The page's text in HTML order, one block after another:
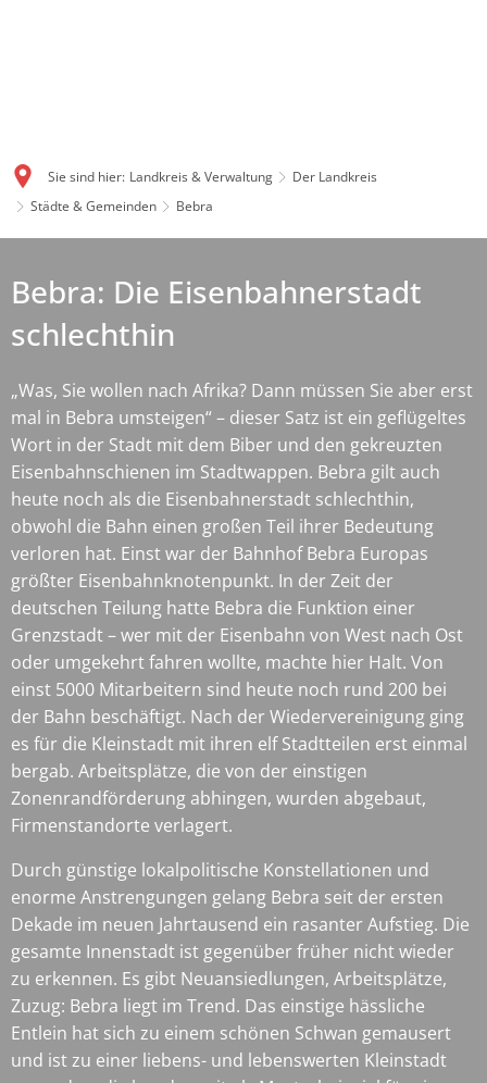
Sie sind hier: Landkreis & Verwaltung
Der Landkreis
Städte & Gemeinden
Bebra
Bebra: Die Eisenbahnerstadt
schlechthin
„Was, Sie wollen nach Afrika? Dann müssen Sie aber erst
mal in Bebra umsteigen“ – dieser Satz ist ein geflügeltes
Wort in der Stadt mit dem Biber und den gekreuzten
Eisenbahnschienen im Stadtwappen. Bebra gilt auch
heute noch als die Eisenbahnerstadt schlechthin,
obwohl die Bahn einen großen Teil ihrer Bedeutung
verloren hat. Einst war der Bahnhof Bebra Europas
größter Eisenbahnknotenpunkt. In der Zeit der
deutschen Teilung hatte Bebra die Funktion einer
Grenzstadt – wer mit der Eisenbahn von West nach Ost
oder umgekehrt fahren wollte, machte hier Halt. Von
einst 5000 Mitarbeitern sind heute noch rund 200 bei
der Bahn beschäftigt. Nach der Wiedervereinigung ging
es für die Kleinstadt mit ihren elf Stadtteilen erst einmal
bergab. Arbeitsplätze, die von der einstigen
Zonenrandförderung abhingen, wurden abgebaut,
Firmenstandorte verlagert.
Durch günstige lokalpolitische Konstellationen und
enorme Anstrengungen gelang Bebra seit der ersten
Dekade im neuen Jahrtausend ein rasanter Aufstieg. Die
gesamte Innenstadt ist gegenüber früher nicht wieder
zu erkennen. Es gibt Neuansiedlungen, Arbeitsplätze,
Zuzug: Bebra liegt im Trend. Das einstige hässliche
Entlein hat sich zu einem schönen Schwan gemausert
und ist zu einer liebens- und lebenswerten Kleinstadt